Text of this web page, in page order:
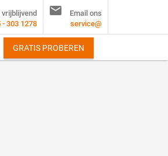
vrijblijvend
- 303 1278

Email ons
service@
GRATIS PROBEREN